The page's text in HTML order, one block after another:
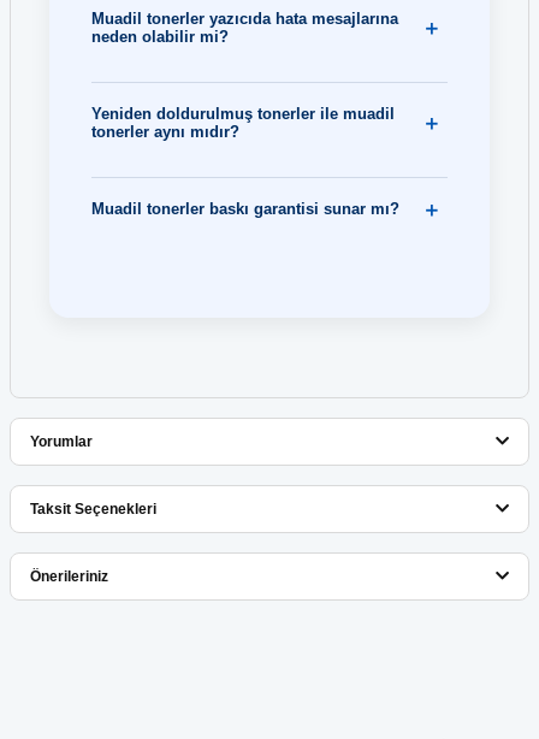
Muadil tonerler yazıcıda hata mesajlarına
neden olabilir mi?
Yeniden doldurulmuş tonerler ile muadil
tonerler aynı mıdır?
Muadil tonerler baskı garantisi sunar mı?
Yorumlar
Bu ürüne ilk yorumu siz yapın!
Taksit Seçenekleri
Önerileriniz